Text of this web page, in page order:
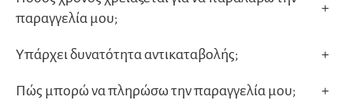
παραγγελία μου;
+
Υπάρχει δυνατότητα αντικαταβολής; +
Πώς μπορώ να πληρώσω την παραγγελία μου; +